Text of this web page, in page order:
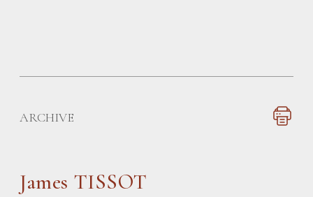
ARCHIVE
James TISSOT